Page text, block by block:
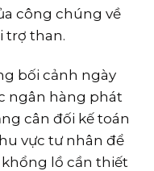
công chúng về
trợ than.
bối cảnh ngày
ngân hàng phát
cân đối kế toán
vực tư nhân để
lồ cần thiết